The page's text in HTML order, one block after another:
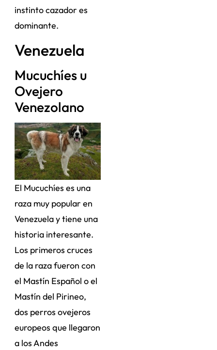
instinto cazador es
dominante.
Venezuela
Mucuchíes u
Ovejero
Venezolano
El Mucuchíes es una
raza muy popular en
Venezuela y tiene una
historia interesante.
Los primeros cruces
de la raza fueron con
el Mastín Español o el
Mastín del Pirineo,
dos perros ovejeros
europeos que llegaron
a los Andes